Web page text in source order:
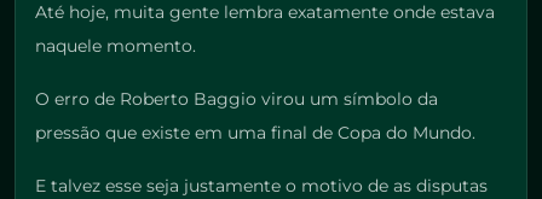
Até hoje, muita gente lembra exatamente onde estava
naquele momento.
O erro de Roberto Baggio virou um símbolo da
pressão que existe em uma final de Copa do Mundo.
E talvez esse seja justamente o motivo de as disputas